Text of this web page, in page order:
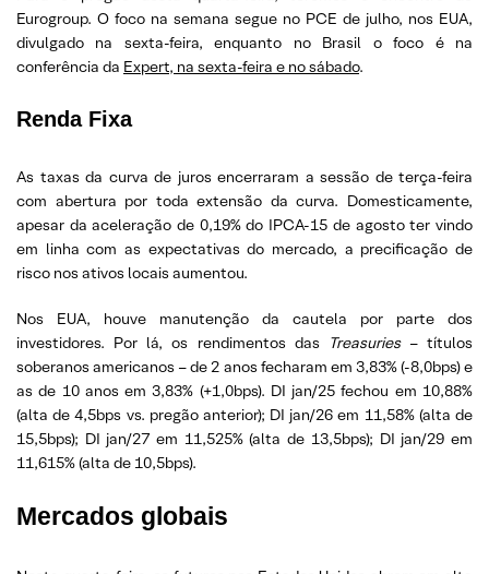
Eurogroup. O foco na semana segue no PCE de julho, nos EUA,
divulgado na sexta-feira, enquanto no Brasil o foco é na
conferência da Expert, na sexta-feira e no sábado.
Renda Fixa
As taxas da curva de juros encerraram a sessão de terça-feira
com abertura por toda extensão da curva. Domesticamente,
apesar da aceleração de 0,19% do IPCA-15 de agosto ter vindo
em linha com as expectativas do mercado, a precificação de
risco nos ativos locais aumentou.
Nos EUA, houve manutenção da cautela por parte dos
investidores. Por lá, os rendimentos das
Treasuries– títulos
soberanos americanos – de 2 anos fecharam em 3,83% (-8,0bps) e
as de 10 anos em 3,83% (+1,0bps). DI jan/25 fechou em 10,88%
(alta de 4,5bps vs. pregão anterior); DI jan/26 em 11,58% (alta de
15,5bps); DI jan/27 em 11,525% (alta de 13,5bps); DI jan/29 em
11,615% (alta de 10,5bps).
Mercados globais